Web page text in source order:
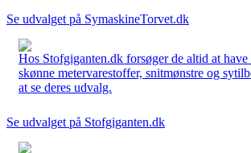
Se udvalget på SymaskineTorvet.dk
Hos Stofgiganten.dk forsøger de altid at
skønne metervarestoffer, snitmønstre og
at se deres udvalg.
Se udvalget på Stofgiganten.dk